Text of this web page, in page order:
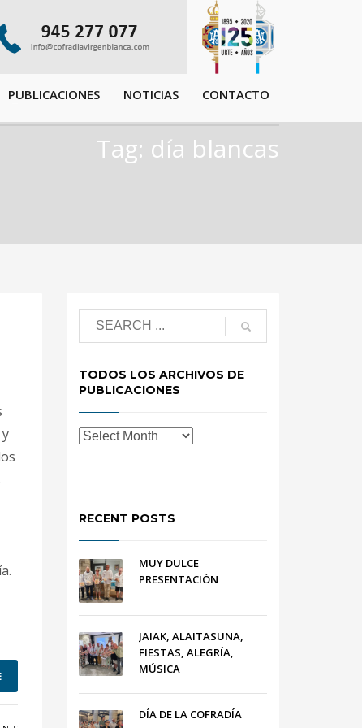
PUBLICACIONES NOTICIAS CONTACTO
Tag: día blancas
TODOS LOS ARCHIVOS DE
PUBLICACIONES
RECENT POSTS
MUY DULCE
PRESENTACIÓN
JAIAK, ALAITASUNA,
FIESTAS, ALEGRÍA,
MÚSICA
DÍA DE LA COFRADÍA